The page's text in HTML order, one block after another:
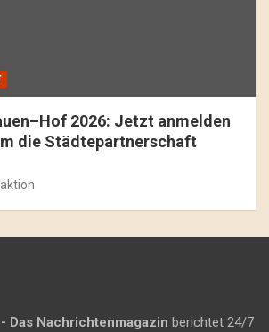
2026: Jetzt anmelden
die Städtepartnerschaft
- Das Nachrichtenmagazin berichtet 24/7